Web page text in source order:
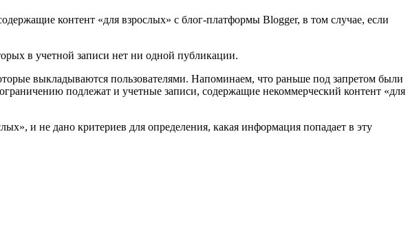
контент «для взрослых» с блог-платформы Blogger, в том случае, если
в учетной записи нет ни одной публикации.
выкладываются пользователями. Напоминаем, что раньше под запретом были
подлежат и учетные записи, содержащие некоммерческий контент «для
и не дано критериев для определения, какая информация попадает в эту